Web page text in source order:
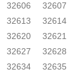
32606
32607
32613
32614
32620
32621
32627
32628
32634
32635